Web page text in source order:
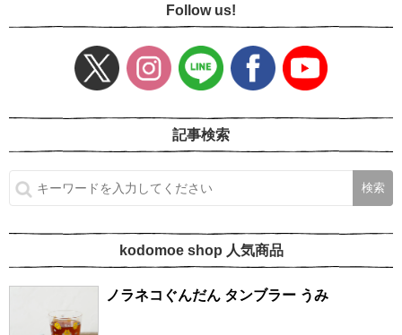
Follow us!
記事検索
kodomoe shop 人気商品
ノラネコぐんだん タンブラー うみ